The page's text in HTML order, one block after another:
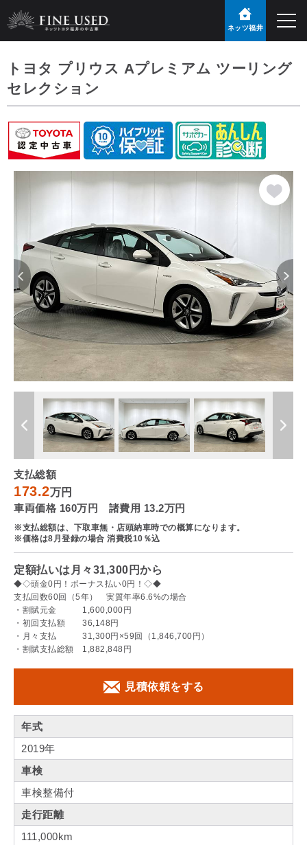
ネッツ福井
トヨタ プリウス Aプレミアム ツーリング
セレクション
支払総額
173.2万円
車両価格 160万円 諸費用 13.2万円
※支払総額は、下取車無・店頭納車時での概算になります。
※価格は8月登録の場合 消費税10％込
定額払いは月々31,300円から
◆◇頭金0円！ボーナス払い0円！◇◆
支払回数60回（5年） 実質年率6.6%の場合
・割賦元金 1,600,000円
・初回支払額 36,148円
・月々支払 31,300円×59回（1,846,700円）
・割賦支払総額 1,882,848円
見積依頼をする
年式
2019年
車検
車検整備付
走行距離
111,000km